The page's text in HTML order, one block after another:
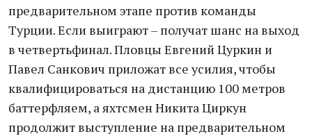
предварительном этапе против команды
Турции. Если выиграют – получат шанс на выход
в четвертьфинал. Пловцы Евгений Цуркин и
Павел Санкович приложат все усилия, чтобы
квалифицироваться на дистанцию 100 метров
баттерфляем, а яхтсмен Никита Циркун
продолжит выступление на предварительном